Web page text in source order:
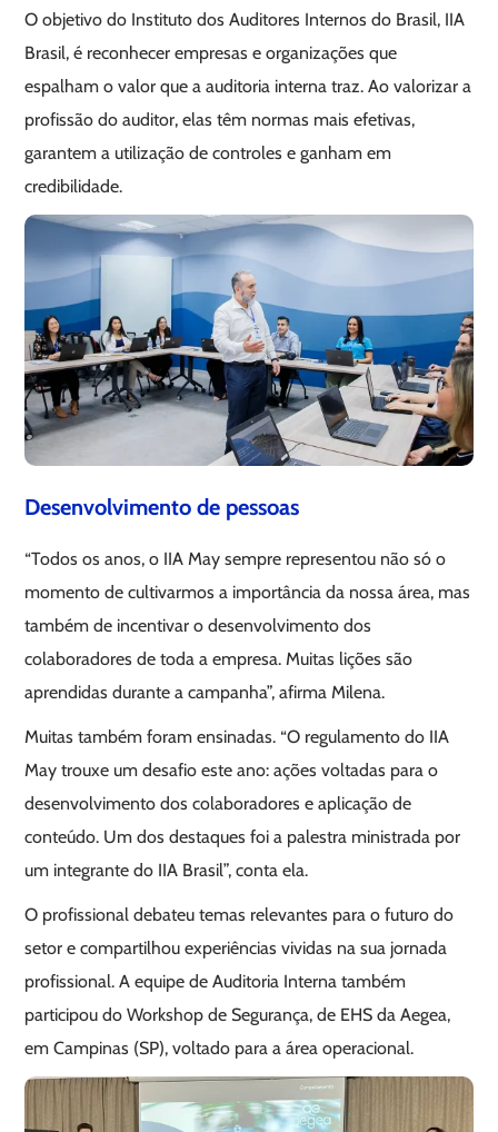
O objetivo do Instituto dos Auditores Internos do Brasil, IIA
Brasil, é reconhecer empresas e organizações que
espalham o valor que a auditoria interna traz. Ao valorizar a
profissão do auditor, elas têm normas mais efetivas,
garantem a utilização de controles e ganham em
credibilidade.
Desenvolvimento de pessoas
“Todos os anos, o IIA May sempre representou não só o
momento de cultivarmos a importância da nossa área, mas
também de incentivar o desenvolvimento dos
colaboradores de toda a empresa. Muitas lições são
aprendidas durante a campanha”, afirma Milena.
Muitas também foram ensinadas. “O regulamento do IIA
May trouxe um desafio este ano: ações voltadas para o
desenvolvimento dos colaboradores e aplicação de
conteúdo. Um dos destaques foi a palestra ministrada por
um integrante do IIA Brasil”, conta ela.
O profissional debateu temas relevantes para o futuro do
setor e compartilhou experiências vividas na sua jornada
profissional. A equipe de Auditoria Interna também
participou do Workshop de Segurança, de EHS da Aegea,
em Campinas (SP), voltado para a área operacional.